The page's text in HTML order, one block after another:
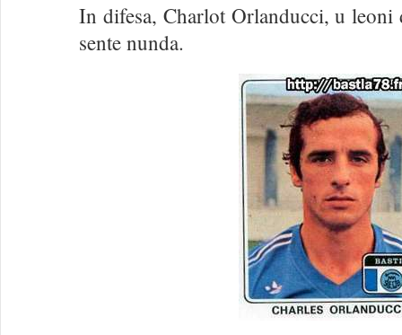
In difesa, Charlot Orlanducci, u
sente nunda.